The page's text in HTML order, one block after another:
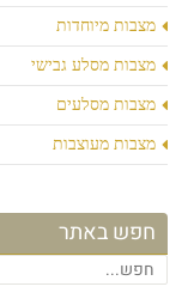
מצבות מיוחדות
מצבות מסלע גבישי
מצבות מסלעים
מצבות מעוצבות
חפש באתר